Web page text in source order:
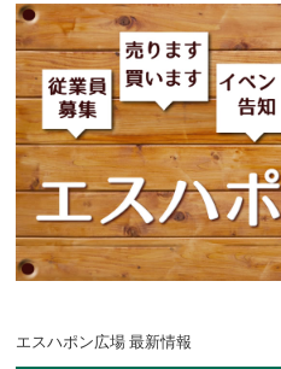
エスハポン広場 最新情報